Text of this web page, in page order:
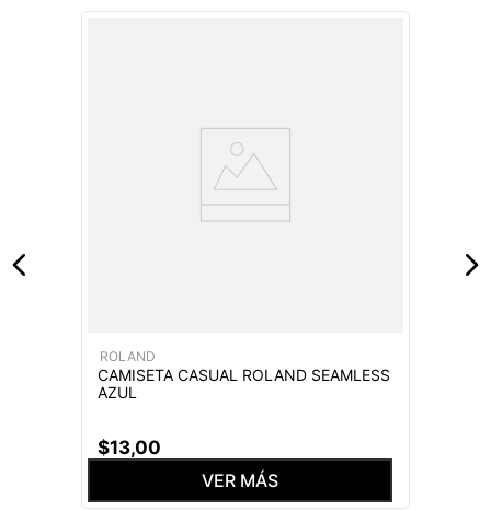
ROLAND
CAMISETA CASUAL ROLAND SEAMLESS
AZUL
$13,00
VER MÁS